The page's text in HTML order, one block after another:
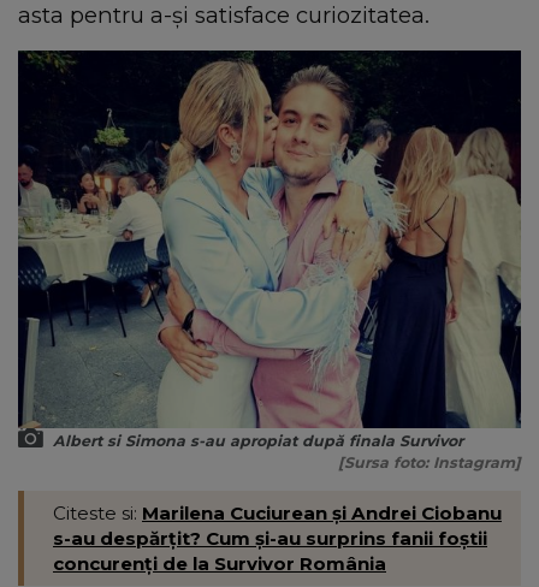
asta pentru a-și satisface curiozitatea.
Albert si Simona s-au apropiat după finala Survivor
[Sursa foto: Instagram]
Citeste si: Marilena Cuciurean și Andrei Ciobanu
s-au despărțit? Cum și-au surprins fanii foștii
concurenți de la Survivor România